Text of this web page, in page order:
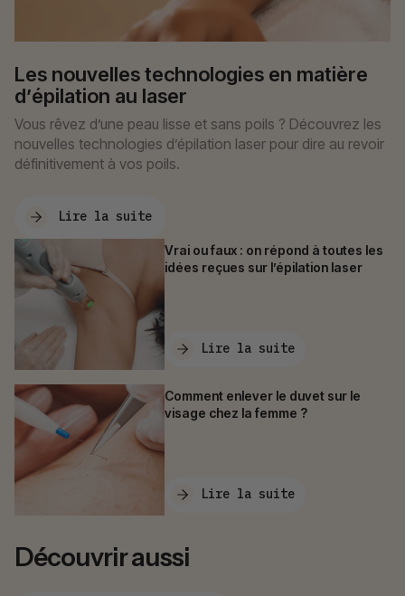
Les nouvelles technologies en matière
d’épilation au laser
Vous rêvez d’une peau lisse et sans poils ? Découvrez les
nouvelles technologies d’épilation laser pour dire au revoir
définitivement à vos poils.
Lire la suite
Vrai ou faux : on répond à toutes les
idées reçues sur l’épilation laser
Lire la suite
Comment enlever le duvet sur le
visage chez la femme ?
Lire la suite
Découvrir aussi